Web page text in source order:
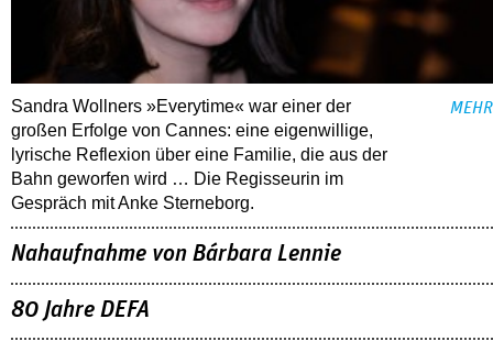
Sandra Wollners »Everytime« war einer der
großen Erfolge von Cannes: eine eigenwillige,
lyrische Reflexion über eine ­Familie, die aus der
Bahn geworfen wird … Die Regisseurin im
Gespräch mit Anke Sterneborg.
MEHR
Nahaufnahme von Bárbara Lennie
80 Jahre DEFA